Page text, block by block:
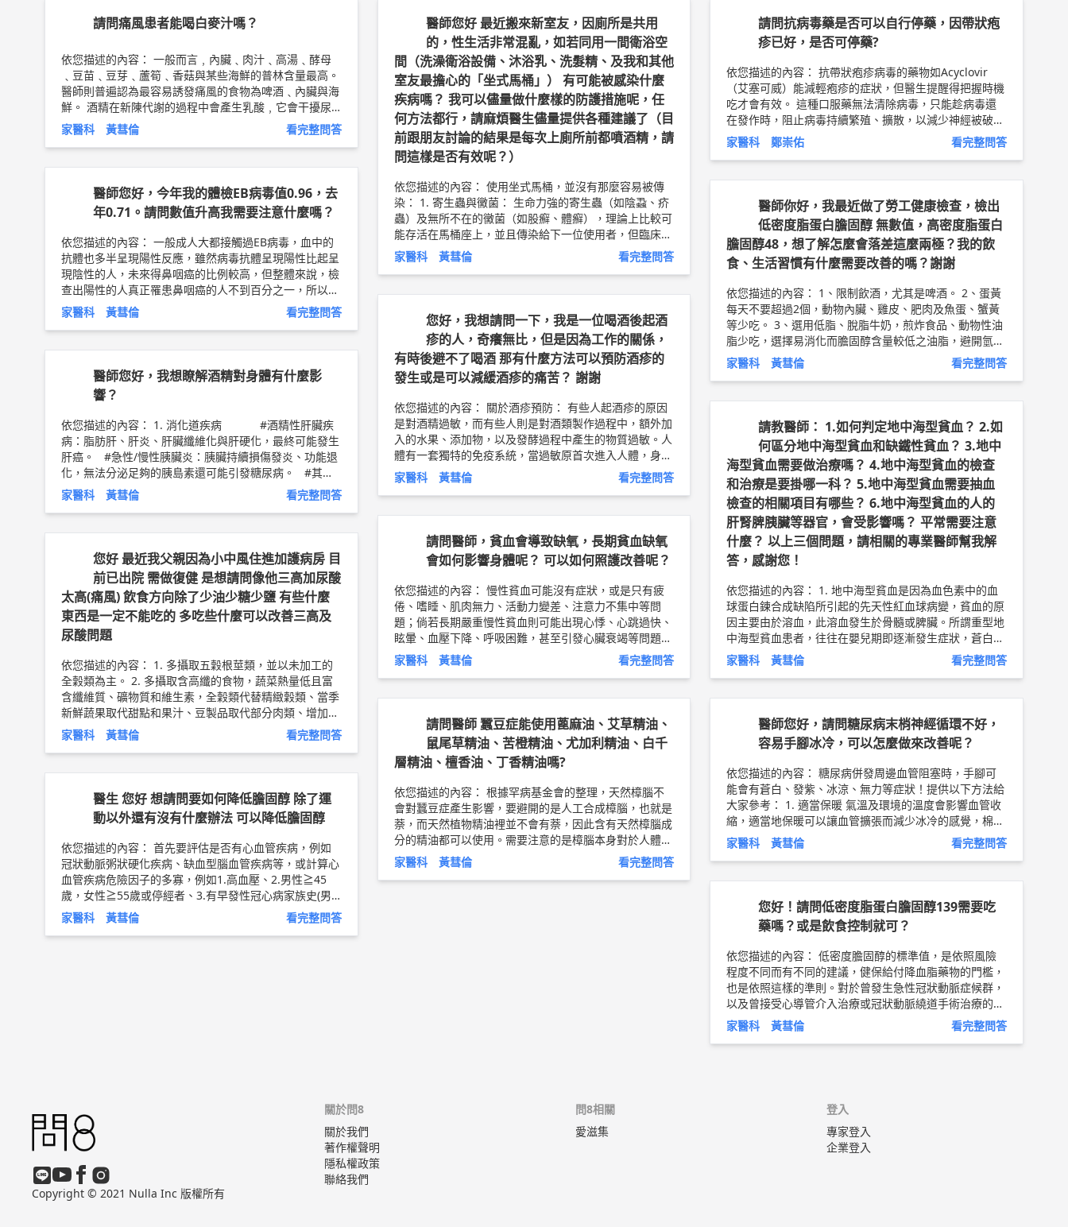
請問痛風患者能喝白麥汁嗎？
依您描述的內容： 一般而言﹐內臟﹑肉汁﹑高湯﹑酵母
﹑豆苗﹑豆芽﹑蘆筍﹑香菇與某些海鮮的普林含量最高。
醫師則普遍認為最容易誘發痛風的食物為啤酒﹑內臟與海
鮮。 酒精在新陳代謝的過程中會產生乳酸﹐它會干擾尿
酸排出﹐使尿酸滯留在人體內。啤酒等釀造酒﹐在釀造過
程中會因酵母菌大量繁殖造成普林的增加﹐更容易刺激尿
題的！ 以上純係觀念交流，一切以醫師實際看診為準。
新竹東元醫院 家庭醫學科 主治醫師 黃彗倫 醫師簡介 ►
http://bit.ly/2uUM3sQ
家醫科 黃彗倫 看完整問答
醫師您好 最近搬來新室友，因廁所是共用
的，性生活非常混亂，如若同用一間衛浴空
間（洗澡衛浴設備、沐浴乳、洗髮精、及我和其他
室友最擔心的「坐式馬桶」） 有可能被感染什麼
疾病嗎？ 我可以儘量做什麼樣的防護措施呢，任
何方法都行，請麻煩醫生儘量提供各種建議了（目
前跟朋友討論的結果是每次上廁所前都噴酒精，請
問這樣是否有效呢？）
依您描述的內容： 使用坐式馬桶，並沒有那麼容易被傳
染： 1. 寄生蟲與黴菌： 生命力強的寄生蟲（如陰蝨、疥
蟲）及無所不在的黴菌（如股癬、體癬），理論上比較可
能存活在馬桶座上，並且傳染給下一位使用者，但臨床上
幾乎沒有見過這樣的病例。 2. 前一位使用者身上活躍的
病毒： 如果前一位馬桶使用者尿液中有病毒（如疱疹、
沾到前一位的尿液，理論上有可能被傳染，但實際上也沒
有發生過。 3. 由細菌引起的疾病： 由細菌所引起的淋
病、梅毒等，傳染途徑是性行為及皮膚直接接觸，坐馬桶
座與性行為無關，也沒有直接接觸到他人皮膚，得到這些
疾病的機率更是非常的低。 4. 噴酒精基本上是有幫助！
以上純係觀念交流，一切以醫師實際看診為準。 新竹東
bit.ly/2uUM3sQ
家醫科 黃彗倫 看完整問答
請問抗病毒藥是否可以自行停藥，因帶狀疱
疹已好，是否可停藥?
依您描述的內容： 抗帶狀疱疹病毒的藥物如Acyclovir
（艾塞可威）能減輕疱疹的症狀，但醫生提醒得把握時機
吃才會有效。 這種口服藥無法清除病毒，只能趁病毒還
在發作時，阻止病毒持續繁殖、擴散，以減少神經被破壞
的程度跟水泡的範圍。因此要在病毒剛跑出來的時候吃，
大約是疱疹開始冒出的5天之內，效果最好。 若超過5天
了，接下來的重點就是要修復清理善後，也就是把傷口照
顧好。 以上純係觀念交流，一切以醫師實際看診為準。
吉安醫院副院長 家醫科 主治醫師 鄭崇佑 醫師簡介 ►htt
p://bit.ly/2BeUpSb
家醫科 鄭崇佑 看完整問答
醫師您好，今年我的體檢EB病毒值0.96，去
年0.71。請問數值升高我需要注意什麼嗎？
依您描述的內容： 一般成人大都接觸過EB病毒，血中的
抗體也多半呈現陽性反應，雖然病毒抗體呈現陽性比起呈
現陰性的人，未來得鼻咽癌的比例較高，但整體來說，檢
查出陽性的人真正罹患鼻咽癌的人不到百分之一，所以此
種指數只能做參考，並不代表一定得了鼻咽癌，若臨床上
有所懷疑，出現下述四類症狀，則應接受鼻咽鏡檢查並持
症狀，第二是鼻部症狀，第三是耳部症狀，第四是神經症
狀。 鼻咽癌初期的表徵大都是出現於頸部以上之淋巴腺
腫大，約有70%的病人可以見到；耳部的症狀常會出現的
是單側耳悶塞、耳鳴以及聽力障礙等；至於鼻部的症狀則
常見晨起後咳痰中帶有血絲或者是鼻涕中帶有血絲等；最
後神經方面的症狀主要是以第五、六對腦神經最容易被侵
犯，而其引發的臨床症狀為半邊臉麻、複視等。 以上純
係觀念交流，一切以醫師實際看診為準。 新竹東元醫院
家庭醫學科 主治醫師 黃彗倫 醫師簡介 ►http://bit.ly/2
uUM3sQ
家醫科 黃彗倫 看完整問答
醫師你好，我最近做了勞工健康檢查，檢出
低密度脂蛋白膽固醇 無數值，高密度脂蛋白
膽固醇48，想了解怎麼會落差這麼兩極？我的飲
食、生活習慣有什麼需要改善的嗎？謝謝
依您描述的內容： 1、限制飲酒，尤其是啤酒。 2、蛋黃
每天不要超過2個，動物內臟、雞皮、肥肉及魚蛋、蟹黃
等少吃。 3、選用低脂、脫脂牛奶，煎炸食品、動物性油
脂少吃，選擇易消化而膽固醇含量較低之油脂，避開氫化
植物油，氫化植物油又名酥油、乳瑪琳、植物性奶油。
5、選擇植物性蛋白質如豆類，或魚肉、雞肉等蛋白質含
500克。它們富含維生素和礦物質，膳食纖維也能減少膽
固醇的吸收、加速膽固醇排泄，降低血脂。 7、每天所攝
入的總熱量要限制。山藥、白薯、芋頭等，要與主食米、
麵粉調換吃，少吃甜食、含糖飲料等。 以上純係觀念交
流，一切以醫師實際看診為準。 東元醫院 家庭醫學科 主
治醫師 黃彗倫 醫師簡介 ►http://bit.ly/2uUM3sQ
家醫科 黃彗倫 看完整問答
您好，我想請問一下，我是一位喝酒後起酒
疹的人，奇癢無比，但是因為工作的關係，
有時後避不了喝酒 那有什麼方法可以預防酒疹的
發生或是可以減緩酒疹的痛苦？ 謝謝
依您描述的內容： 關於酒疹預防： 有些人起酒疹的原因
是對酒精過敏，而有些人則是對酒類製作過程中，額外加
入的水果、添加物，以及發酵過程中產生的物質過敏。人
體有一套獨特的免疫系統，當過敏原首次進入人體，身體
的記憶細胞便會將其記憶並形成抗體，未來只要身體接觸
到相同過敏原，便會立即出現一連串的過敏反應。因此，
酒疹處置： 通常只要大量飲水，將身體血液中的酒精等
過敏原稀釋、排泄掉，都有助於緩解酒疹症狀。如果出現
嚴重身體發熱、全身性紅疹等劇烈過敏反應時，建議儘速
就醫，評估是否需要使用抗組織胺類，或含類固醇藥物、
針劑，來減緩過敏症狀。 以上純係觀念交流，一切以醫
師實際看診為準。 東元醫院 家庭醫學科 主治醫師 黃彗倫
醫師簡介 ►http://bit.ly/2uUM3sQ
家醫科 黃彗倫 看完整問答
醫師您好，我想瞭解酒精對身體有什麼影
響？
依您描述的內容： 1. 消化道疾病 #酒精性肝臟疾
病：脂肪肝、肝炎、肝臟纖維化與肝硬化，最終可能發生
肝癌。 #急性/慢性胰臟炎：胰臟持續損傷發炎、功能退
化，無法分泌足夠的胰島素還可能引發糖尿病。 #其他
消化道疾病；長期喝酒也容易形成食道靜脈曲張、胃炎、
胃潰瘍、消化道出血。 2. 癌症 頭頸部(口腔、口咽、
提高罹患乳癌的機率。 3. 高血壓與心臟血管疾病 大量
喝酒不僅不能保護心血管，反而會增加高血壓、心肌梗
塞、冠狀動脈疾病的發生率。 4. 神經系統疾病 長期喝
酒的人會導致腦病變，尤其是這些人多半都營養不良，可
能會產生因維生素B1缺乏所引發的維尼克-克薩可夫症候
群(Wernicke-Korsakoff syndrome)，大量喝酒的人也可
能因大腦受損提早走上失智的道路，另外酒精還會導致小
丸製造男性賀爾蒙，造成不舉、無性慾等性功能障礙。而
女性長期飲酒也會造成生殖系統的功能障礙，引發不排
卵、提早停經等問題。 以上純係觀念交流，一切以醫師
實際看診為準。 新竹東元醫院 家庭醫學科 主治醫師 黃彗
倫 醫師簡介 ►
家醫科 黃彗倫 看完整問答
請教醫師： 1.如何判定地中海型貧血？ 2.如
何區分地中海型貧血和缺鐵性貧血？ 3.地中
海型貧血需要做治療嗎？ 4.地中海型貧血的檢查
和治療是要掛哪一科？ 5.地中海型貧血需要抽血
檢查的相關項目有哪些？ 6.地中海型貧血的人的
肝腎脾胰臟等器官，會受影響嗎？ 平常需要注意
什麼？ 以上三個問題，請相關的專業醫師幫我解
答，感謝您！
依您描述的內容： 1. 地中海型貧血是因為血色素中的血
球蛋白鍊合成缺陷所引起的先天性紅血球病變，貧血的原
因主要由於溶血，此溶血發生於骨髓或脾臟。所謂重型地
中海型貧血患者，往往在嬰兒期即逐漸發生症狀，蒼白、
黃疸、肝脾腫大甚至造成腹部隆起及骨骼變形，生長發育
遲緩。中型地中海型貧血者，血色素多維持在六至九間，
臨床上常不易被發覺，日常生活幾乎完全不影響。 2. 地
中海型貧血不論為甲型或乙型，都會危及孕婦或胎兒的生
命及健康，婚前或懷孕時接受地中海型貧血帶因者的篩
檢，十分重要。 3. 建議至血液腫瘤科或家庭醫學科就
診。 缺鐵性貧血是因缺乏鐵質而造成血紅素的合成有缺
陷，使得血液中紅血球內的血色素減少。造成缺鐵性貧血
原因有可能是： 1. 血液的流失，血液可以從胃腸
道、泌尿道、生殖道等地方流失，血液的流失可以是看得
到的如血便、黑便、血尿等，也可以是看不到的，必須加
以檢測。 2. 鐵質吸收的減少，此發生於長期吃素者
或因胃切除、乳糜瀉或胃酸缺乏等病人，由於食物中含鐵
缺鐵性貧血的診斷只是一種症候群，並非最後的診斷，
因此當一個人得到缺鐵性貧血時，一定要仔細尋找發生缺
流，一切以醫師實際看診為準。 新竹東元醫院 家庭醫學
科 主治醫師 黃彗倫 醫師簡介 ►http://bit.ly/2uUM3sQ
家醫科 黃彗倫 看完整問答
請問醫師，貧血會導致缺氧，長期貧血缺氧
會如何影響身體呢？ 可以如何照護改善呢？
依您描述的內容： 慢性貧血可能沒有症狀，或是只有疲
倦、嗜睡、肌肉無力、活動力變差、注意力不集中等問
題；倘若長期嚴重慢性貧血則可能出現心悸、心跳過快、
眩暈、血壓下降、呼吸困難，甚至引發心臟衰竭等問題。
飲食方面 1. 缺鐵性貧血的患者可攝取富含鐵質的食物，
攝取鐵劑可以和果汁共飲，因為維生素C 可以幫助鐵質的
質會造成身體的負擔與傷害。 2. 惡性貧血時，人無法吸
收任何維生素B12，依醫囑指示注射維生素B12。 3. 再生
不良性貧血以攝取高熱量及高維生素和容易消化吸收的食
物為宜。 身體保健 1. 避免太激烈的活動，以防組織耗氧
量或需氧量增加造成身體的不適。 2. 注意有無頭暈、軟
避免快速改變姿勢，預防跌倒的發生。 3. 定期返診抽血
檢查。 以上純係觀念交流，一切以醫師實際看診為準。
新竹東元醫院 家庭醫學科 主治醫師 黃彗倫 醫師簡介 ►
http://bit.ly/2uUM3sQ 肌少症衛教文章 ►http://bit.ly/
2IS5xra
家醫科 黃彗倫 看完整問答
您好 最近我父親因為小中風住進加護病房 目
前已出院 需做復健 是想請問像他三高加尿酸
太高(痛風) 飲食方向除了少油少糖少鹽 有些什麼
東西是一定不能吃的 多吃些什麼可以改善三高及
尿酸問題
依您描述的內容： 1. 多攝取五穀根莖類，並以未加工的
全穀類為主。 2. 多攝取含高纖的食物，蔬菜熱量低且富
含纖維質、礦物質和維生素，全穀類代替精緻穀類、當季
新鮮蔬果取代甜點和果汁、豆製品取代部分肉類、增加蔬
菜攝取量。 3. 減少油脂和飽和脂肪酸的攝取，建議多選
用植物油如: 芥花油、橄欖油、苦茶油，奶類盡量以低脂
少鹽分攝取，可多選擇新鮮食物烹調，避免食用醃製品、
加工品並減少含高鹽調味料的使用。 5. 多運用三低一高
「低糖、低油、低鹽、高纖」的飲食原則！ 以上純係觀
念交流，一切以醫師實際看診為準。 東元醫院 家庭醫學
科 主治醫師 黃彗倫 醫師簡介 ►http://bit.ly/2uUM3sQ
家醫科 黃彗倫 看完整問答
請問醫師 蠶豆症能使用蓖麻油、艾草精油、
鼠尾草精油、苦橙精油、尤加利精油、白千
層精油、檀香油、丁香精油嗎?
依您描述的內容： 根據罕病基金會的整理，天然樟腦不
會對蠶豆症產生影響，要避開的是人工合成樟腦，也就是
萘，而天然植物精油裡並不會有萘，因此含有天然樟腦成
分的精油都可以使用。需要注意的是樟腦本身對於人體的
影響就比較刺激，所以就算使用，也是建議用量在1%以
下。 天然精油中，需要格外注意的是具有薄荷醇跟甲基
家醫科 黃彗倫 看完整問答
醫師您好，請問糖尿病末梢神經循環不好，
容易手腳冰冷，可以怎麼做來改善呢？
依您描述的內容： 糖尿病併發周邊血管阻塞時，手腳可
能會有蒼白、發紫、冰涼、無力等症狀！提供以下方法給
大家參考： 1. 適當保暖 氣溫及環境的溫度會影響血管收
縮，適當地保暖可以讓血管擴張而減少冰冷的感覺，棉質
手套和襪子尤其重要，但避免選擇過緊的襪子，以免影響
血液循環。 2. 避免熱傷害 許多人會使用熱水泡腳或熱水
患者容易有周邊感覺異常的問題，因此使用加熱的產品會
有燙傷的疑慮，應儘量避免使用。 3. 正確坐姿 避免兩腿
交叉於膝蓋、翹腳或盤腿而坐。 4. 加強運動促進循環 多
做手指、腳趾伸展運動或局部肌肉的按摩，有助於肌肉組
織放鬆和促進血液循環。 5. 減少危險因子 (1) 戒菸 (2) 穩
定控制血糖、血壓、血脂肪 (3) 維持理想體重 以上純係觀
念交流，一切以醫師實際看診為準。 新竹東元醫院 家庭
醫學科 主治醫師 黃彗倫 醫師簡介 ►http://bit.ly/2uUM
3sQ
家醫科 黃彗倫 看完整問答
醫生 您好 想請問要如何降低膽固醇 除了運
動以外還有沒有什麼辦法 可以降低膽固醇
依您描述的內容： 首先要評估是否有心血管疾病，例如
冠狀動脈粥狀硬化疾病、缺血型腦血管疾病等，或計算心
血管疾病危險因子的多寡，例如1.高血壓、2.男性≧45
歲，女性≧55歲或停經者、3.有早發性冠心病家族史(男
性≦55歲，女性≦65歲)、4.高密度膽固醇<40mg/dL、5.
吸菸等，配合低密度膽固醇的數值決定是否需要使用藥物
http://
bit.ly/2uUM3sQ
家醫科 黃彗倫 看完整問答
您好！請問低密度脂蛋白膽固醇139需要吃
藥嗎？或是飲食控制就可？
依您描述的內容： 低密度膽固醇的標準值，是依照風險
程度不同而有不同的建議，健保給付降血脂藥物的門檻，
也是依照這樣的準則。對於曾發生急性冠狀動脈症候群，
以及曾接受心導管介入治療或冠狀動脈繞道手術治療的患
者，應該將低密度膽固醇控制在70 mg/dL以下；若有糖
尿病或心血管疾病，控制目標則是降到100mg/dL以下。
http://bit.ly/2uUM3sQ
家醫科 黃彗倫 看完整問答
Copyright © 2021 Nulla Inc 版權所有
關於問8
關於我們
著作權聲明
隱私權政策
聯絡我們
問8相關
愛滋集
登入
專家登入
企業登入